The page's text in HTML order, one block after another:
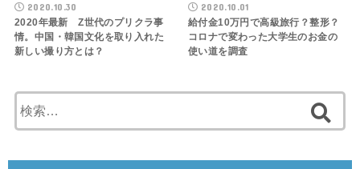
2020.10.30
2020年最新 Z世代のプリクラ事
情。中国・韓国文化を取り入れた
新しい撮り方とは？
2020.10.01
給付金10万円で高級旅行？整形？
コロナで変わった大学生のお金の
使い道を調査
索